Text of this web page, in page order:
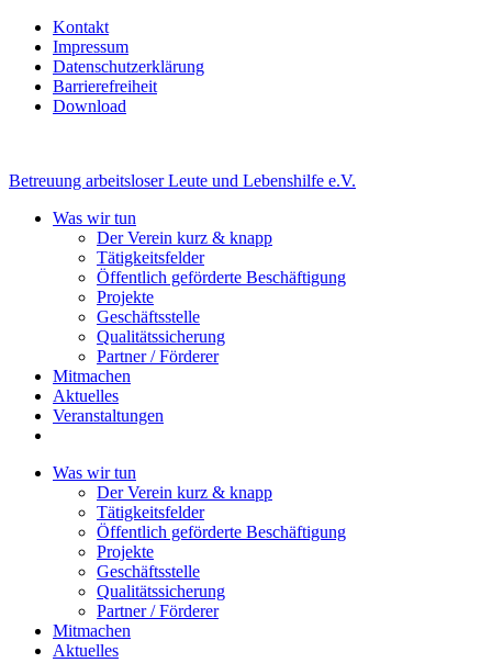
Kontakt
Impressum
Datenschutzerklärung
Barrierefreiheit
Download
Betreuung arbeitsloser Leute und Lebenshilfe e.V.
Was wir tun
Der Verein kurz & knapp
Tätigkeitsfelder
Öffentlich geförderte Beschäftigung
Projekte
Geschäftsstelle
Qualitätssicherung
Partner / Förderer
Mitmachen
Aktuelles
Veranstaltungen
Was wir tun
Der Verein kurz & knapp
Tätigkeitsfelder
Öffentlich geförderte Beschäftigung
Projekte
Geschäftsstelle
Qualitätssicherung
Partner / Förderer
Mitmachen
Aktuelles